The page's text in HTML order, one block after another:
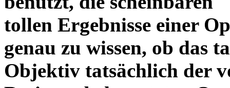
tollen Ergebnisse einer
genau zu wissen, ob das
Objektiv tatsächlich der